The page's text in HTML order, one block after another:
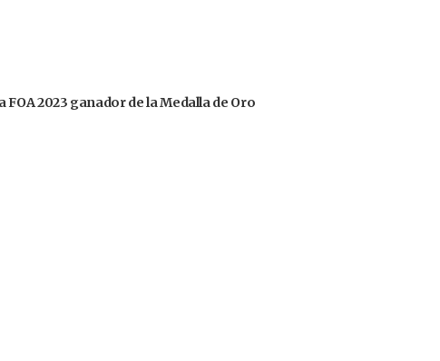
FOA 2023 ganador de la Medalla de Oro